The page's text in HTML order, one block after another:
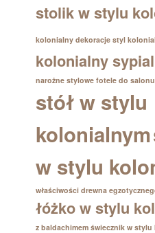
stolik w stylu
kolonialny dekoracje styl
kolonialny
narożne stylowe fotele do salonu
stół w stylu
kolonialnym
w stylu
właściwości drewna
łóżko w stylu
z baldachimem świecznik w